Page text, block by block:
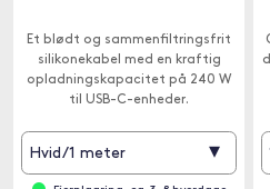
Et blødt og sammenfiltringsfrit
silikonekabel med en kraftig
opladningskapacitet på 240 W
til USB-C-enheder.
Hvid/1 meter ▾